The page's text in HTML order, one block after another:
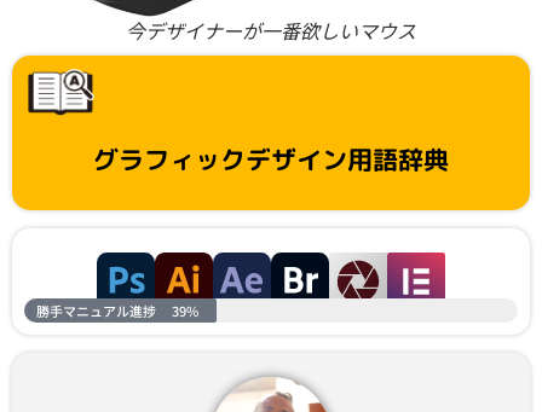
今デザイナーが一番欲しいマウス
グラフィックデザイン用語辞典
勝手マニュアル進捗 39%